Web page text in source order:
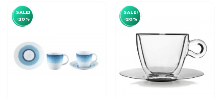
SALE!
-20%
SALE!
-20%